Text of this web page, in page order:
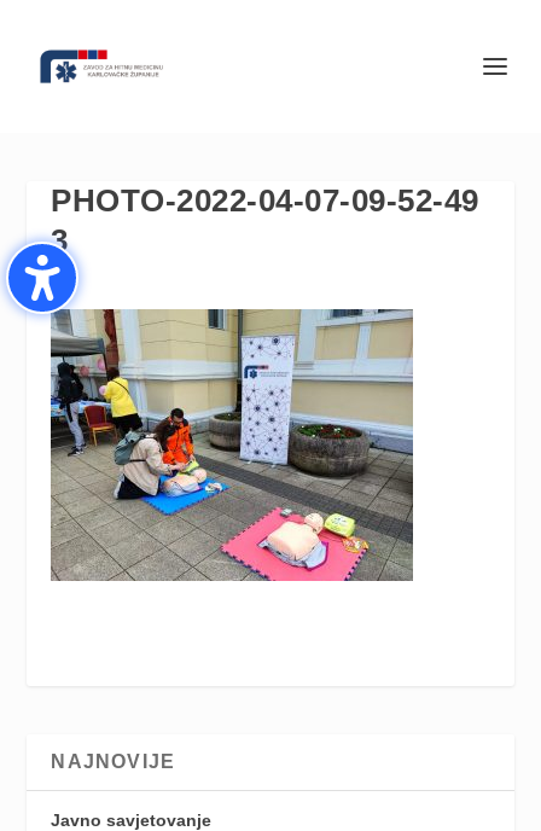
PHOTO-2022-04-07-09-52-49
3
NAJNOVIJE
Javno savjetovanje